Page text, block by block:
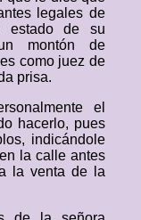
legales de
estado de su
montón de
como juez de
prisa.
el
hacerlo, pues
indicándole
la calle antes
la venta de la